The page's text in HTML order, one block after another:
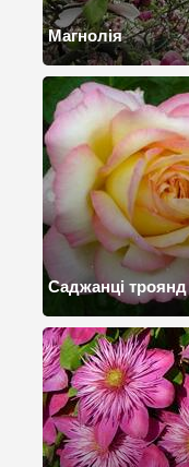
Магнолія
Саджанці троянд